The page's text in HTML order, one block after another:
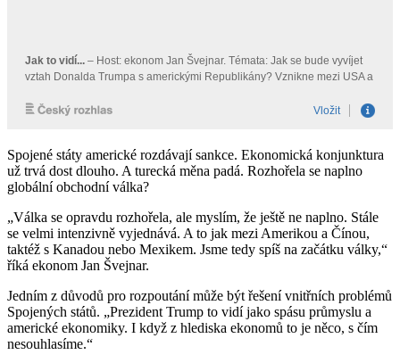
Spojené státy americké rozdávají sankce. Ekonomická konjunktura
už trvá dost dlouho. A turecká měna padá. Rozhořela se naplno
globální obchodní válka?
„Válka se opravdu rozhořela, ale myslím, že ještě ne naplno. Stále
se velmi intenzivně vyjednává. A to jak mezi Amerikou a Čínou,
taktéž s Kanadou nebo Mexikem. Jsme tedy spíš na začátku války,“
říká ekonom Jan Švejnar.
Jedním z důvodů pro rozpoutání může být řešení vnitřních problémů
Spojených států. „Prezident Trump to vidí jako spásu průmyslu a
americké ekonomiky. I když z hlediska ekonomů to je něco, s čím
nesouhlasíme.“